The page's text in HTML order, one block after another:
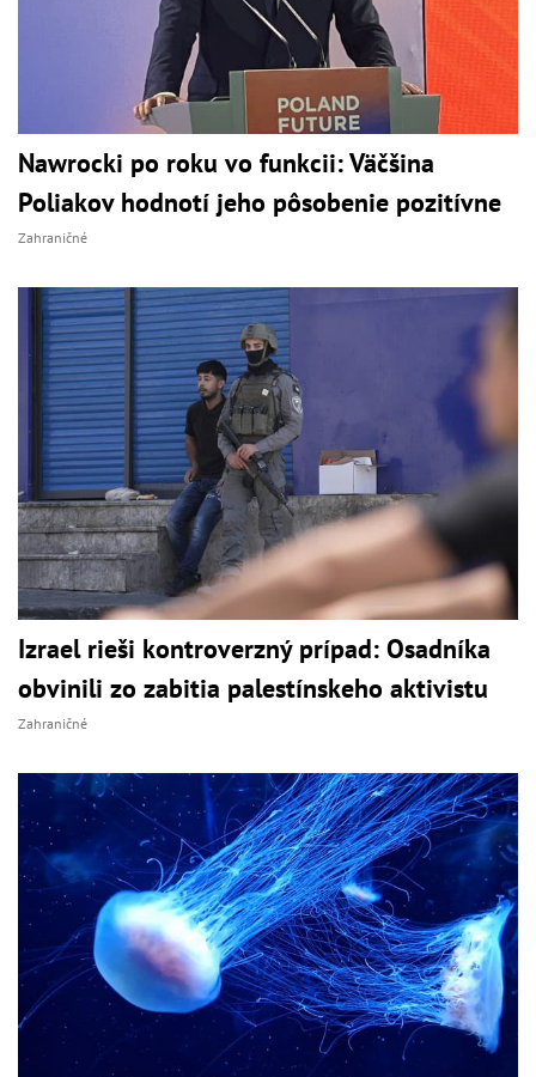
Nawrocki po roku vo funkcii: Väčšina
Poliakov hodnotí jeho pôsobenie pozitívne
Zahraničné
Izrael rieši kontroverzný prípad: Osadníka
obvinili zo zabitia palestínskeho aktivistu
Zahraničné